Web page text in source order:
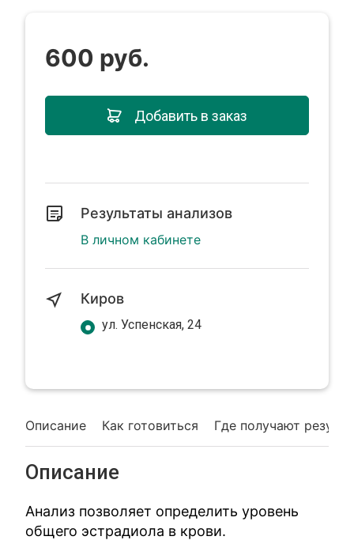
Описание Как готовиться Где получают
Описание
Анализ позволяет определить уровень
общего эстрадиола в крови.
600 руб.
Добавить в заказ
Результаты анализов
В личном кабинете
Киров
ул. Успенская, 24